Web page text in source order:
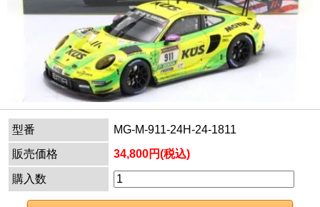
型番
MG-M-911-24H-24-1811
販売価格
34,800円(税込)
購入数